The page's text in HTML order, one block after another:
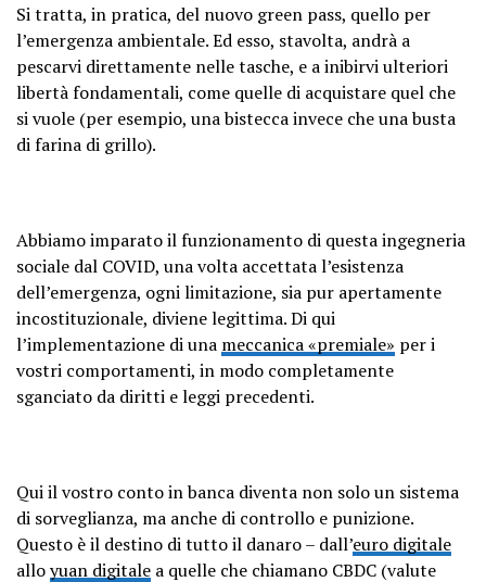
Si tratta, in pratica, del nuovo green pass, quello per
l’emergenza ambientale. Ed esso, stavolta, andrà a
pescarvi direttamente nelle tasche, e a inibirvi ulteriori
libertà fondamentali, come quelle di acquistare quel che
si vuole (per esempio, una bistecca invece che una busta
di farina di grillo).
Abbiamo imparato il funzionamento di questa ingegneria
sociale dal COVID, una volta accettata l’esistenza
dell’emergenza, ogni limitazione, sia pur apertamente
incostituzionale, diviene legittima. Di qui
l’implementazione di una meccanica «premiale» per i
vostri comportamenti, in modo completamente
sganciato da diritti e leggi precedenti.
Qui il vostro conto in banca diventa non solo un sistema
di sorveglianza, ma anche di controllo e punizione.
Questo è il destino di tutto il danaro – dall’euro digitale
alloyuan digitale a quelle che chiamano CBDC (valute